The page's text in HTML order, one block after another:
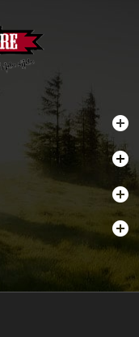



